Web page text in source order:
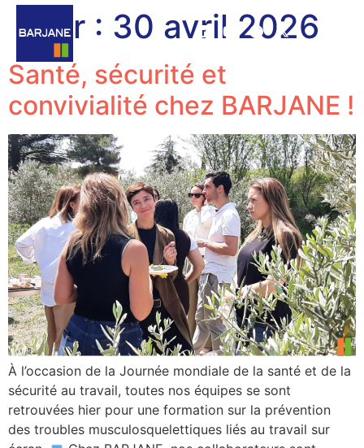
Jour : 30 avril 2026
Santé, sécurité et
convivialité chez BARJANE !
À l’occasion de la Journée mondiale de la santé et de la
sécurité au travail, toutes nos équipes se sont
retrouvées hier pour une formation sur la prévention
des troubles musculosquelettiques liés au travail sur